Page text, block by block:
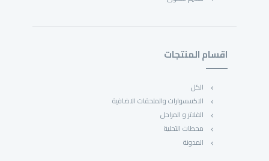
اقسام المنتجات
الكل
الاكسسوارات والملحقات الاضافية
الفلاتر و المراحل
محطات التحلية
المدونة